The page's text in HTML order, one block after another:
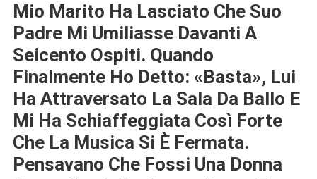
Mio Marito Ha Lasciato Che Suo
Padre Mi Umiliasse Davanti A
Seicento Ospiti. Quando
Finalmente Ho Detto: «Basta», Lui
Ha Attraversato La Sala Da Ballo E
Mi Ha Schiaffeggiata Così Forte
Che La Musica Si È Fermata.
Pensavano Che Fossi Una Donna